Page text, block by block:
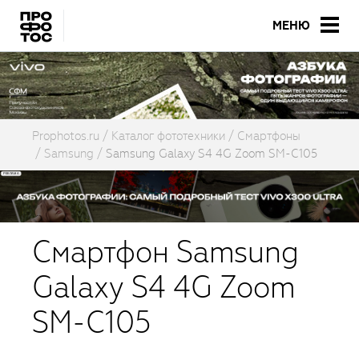
МЕНЮ
Prophotos.ru Каталог фототехники
Смартфоны
Samsung
Samsung Galaxy S4 4G Zoom SM-C105
Смартфон Samsung
Galaxy S4 4G Zoom
SM-C105